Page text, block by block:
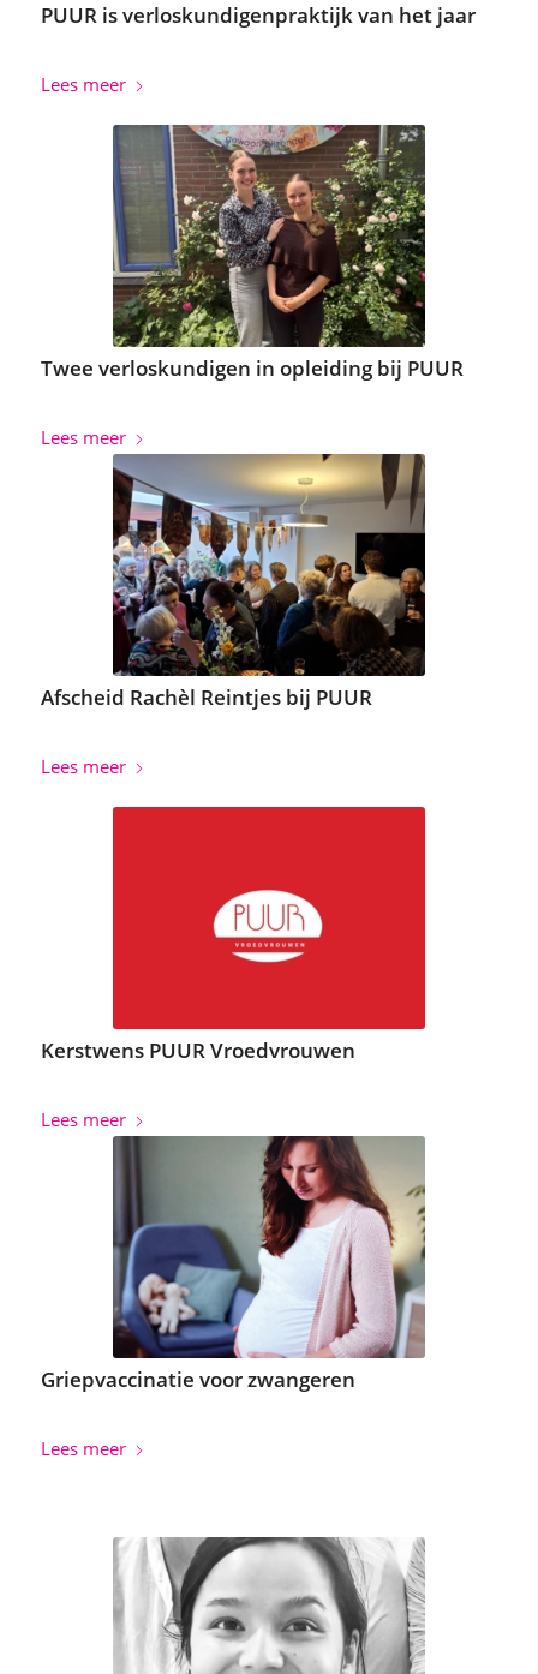
PUUR is verloskundigenpraktijk van het jaar
Lees meer
Twee verloskundigen in opleiding bij PUUR
Lees meer
Afscheid Rachèl Reintjes bij PUUR
Lees meer
Kerstwens PUUR Vroedvrouwen
Lees meer
Griepvaccinatie voor zwangeren
Lees meer